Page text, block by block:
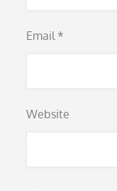
Email *
Website